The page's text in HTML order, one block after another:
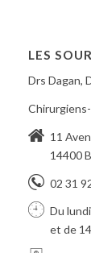
LES
Drs Dagan,
11
14400
02 31
Du
et de